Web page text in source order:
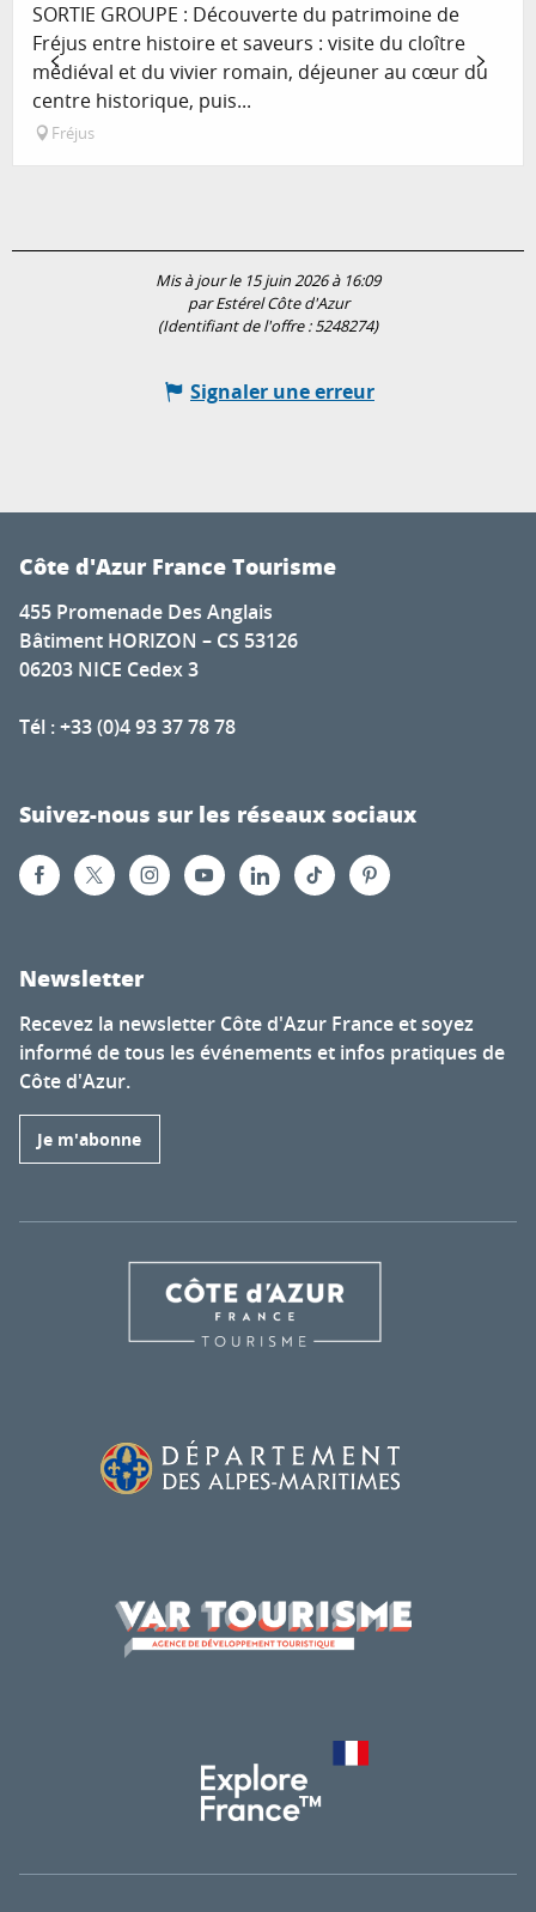
SORTIE GROUPE : Découverte du patrimoine de
Fréjus entre histoire et saveurs : visite du cloître
médiéval et du vivier romain, déjeuner au cœur du
centre historique, puis...
Fréjus
Mis à jour le 15 juin 2026 à 16:09
par Estérel Côte d'Azur
(Identifiant de l'offre :5248274)
Signaler une erreur
Côte d'Azur France Tourisme
455 Promenade Des Anglais
Bâtiment HORIZON – CS 53126
06203 NICE Cedex 3
Tél : +33 (0)4 93 37 78 78
Suivez-nous sur les réseaux sociaux
Newsletter
Recevez la newsletter Côte d'Azur France et soyez
informé de tous les événements et infos pratiques de
Côte d'Azur.
Je m'abonne